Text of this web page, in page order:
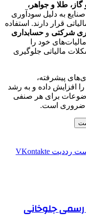
طلا و جواهر،
صنایع به دلیل سودآوری
قرار دارند. استفاده
شرکتی و حسابداری
خود را
مالیاتی جلوگیری
پیشرفته،
افزایش داده و به رشد
برای هر صنفی
ضروری است.
‫رددیت ‫VKontakte
رسمی جلوخانی